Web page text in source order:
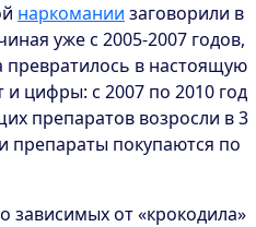
наркомании заговорили в
уже с 2005-2007 годов,
в настоящую
цифры: с 2007 по 2010 год
препаратов возросли в 3
препараты покупаются по
зависимых от «крокодила»